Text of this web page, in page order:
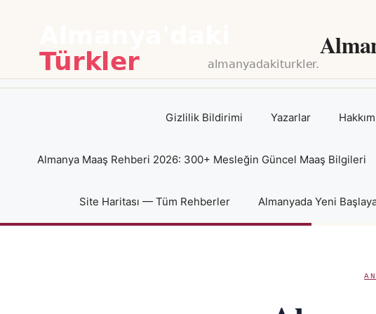
Gizlilik Bildirimi Yazarlar
Almanya Maaş Rehberi 2026: 300+ Mesleğin Güncel Maaş Bilgileri
Site Haritası — Tüm Rehberler Almanyada Yeni